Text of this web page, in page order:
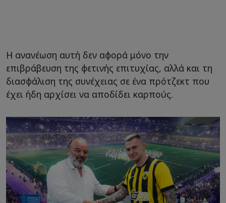
Η ανανέωση αυτή δεν αφορά μόνο την
επιβράβευση της φετινής επιτυχίας, αλλά και τη
διασφάλιση της συνέχειας σε ένα πρότζεκτ που
έχει ήδη αρχίσει να αποδίδει καρπούς.